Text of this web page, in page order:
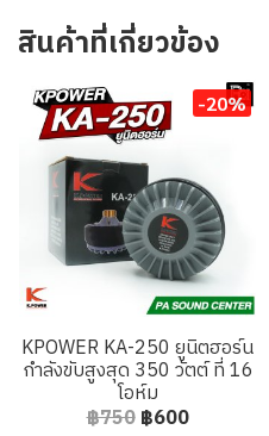
สินค้าที่เกี่ยวข้อง
-20%
KPOWER KA-250 ยูนิตฮอร์น
กำลังขับสูงสุด 350 วัตต์ ที่ 16
โอห์ม
฿750 ฿600